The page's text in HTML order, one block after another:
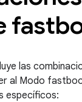
las
al Modo
específicos: